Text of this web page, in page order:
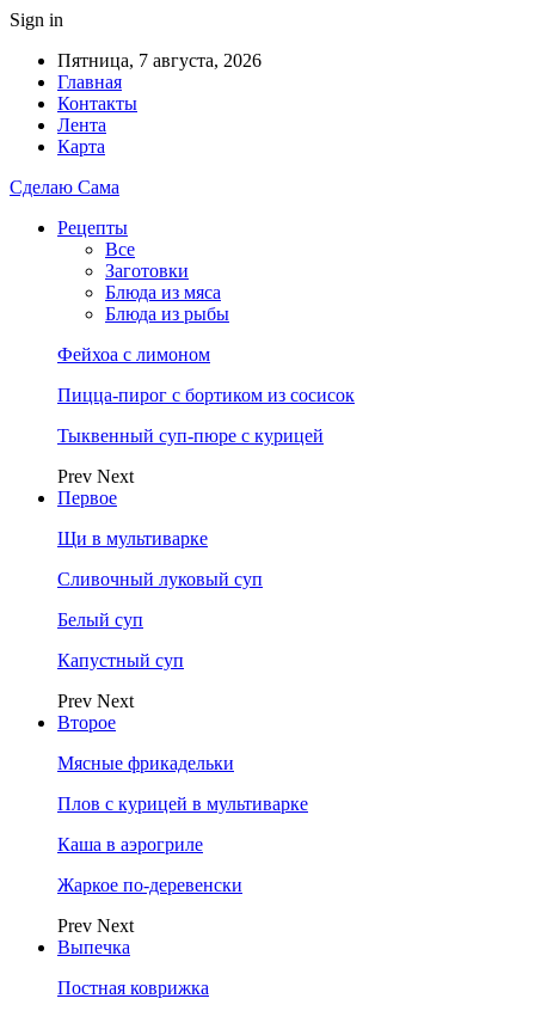
Sign in
Пятница, 7 августа, 2026
Главная
Контакты
Лента
Карта
Сделаю Сама
Рецепты
Все
Заготовки
Блюда из мяса
Блюда из рыбы
Фейхоа с лимоном
Пицца-пирог с бортиком из сосисок
Тыквенный суп-пюре с курицей
Prev Next
Первое
Щи в мультиварке
Сливочный луковый суп
Белый суп
Капустный суп
Prev Next
Второе
Мясные фрикадельки
Плов с курицей в мультиварке
Каша в аэрогриле
Жаркое по-деревенски
Prev Next
Выпечка
Постная коврижка